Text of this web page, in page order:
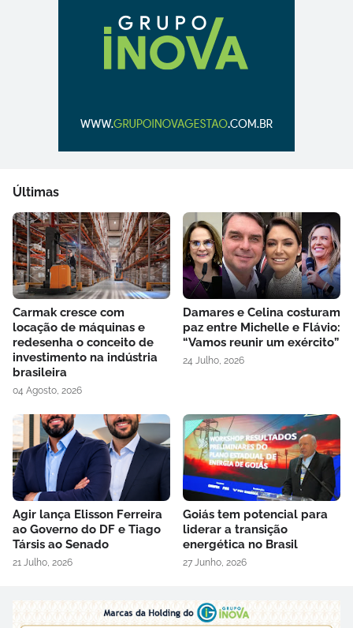
Últimas
Carmak cresce com
locação de máquinas e
redesenha o conceito de
investimento na indústria
brasileira
04 Agosto, 2026
Damares e Celina costuram
paz entre Michelle e Flávio:
“Vamos reunir um exército”
24 Julho, 2026
Agir lança Elisson Ferreira
ao Governo do DF e Tiago
Társis ao Senado
21 Julho, 2026
Goiás tem potencial para
liderar a transição
energética no Brasil
27 Junho, 2026